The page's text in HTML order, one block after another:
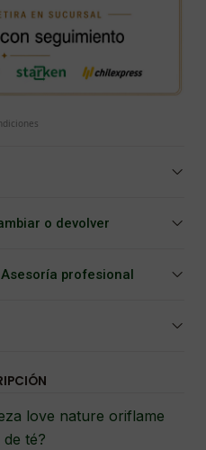
o devolver
profesional
love nature oriflame
té?